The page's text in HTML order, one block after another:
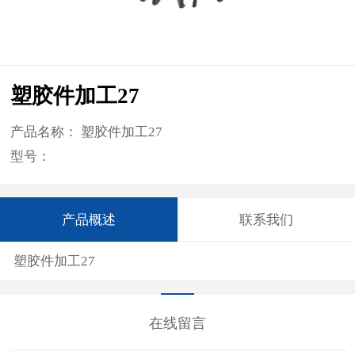
塑胶件加工27
产品名称： 塑胶件加工27
型号：
产品概述 联系我们
塑胶件加工27
在线留言